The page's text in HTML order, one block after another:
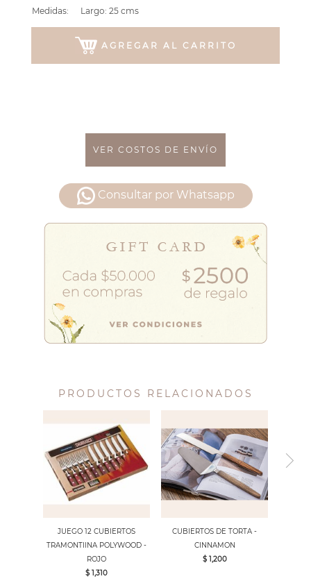
Medidas: Largo: 25 cms
AGREGAR AL CARRITO
VER COSTOS DE ENVÍO
Consultar por Whatsapp
PRODUCTOS RELACIONADOS
JUEGO 12 CUBIERTOS
TRAMONTIINA POLYWOOD -
ROJO
$ 1,310
CUBIERTOS DE TORTA -
CINNAMON
$ 1,200